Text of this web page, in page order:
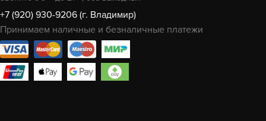
+7 (920) 930-9206 (г. Владимир)
Принимаем наличные и безналичные платежи